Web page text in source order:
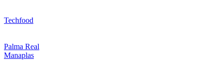
Techfood
Palma Real
Manaplas